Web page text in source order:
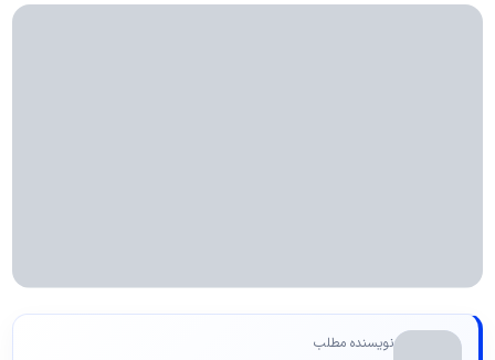
نویسنده مطلب